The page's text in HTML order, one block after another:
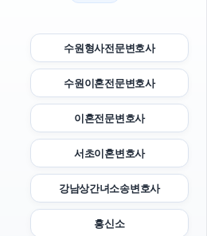
수원형사전문변호사
수원이혼전문변호사
이혼전문변호사
서초이혼변호사
강남상간녀소송변호사
흥신소